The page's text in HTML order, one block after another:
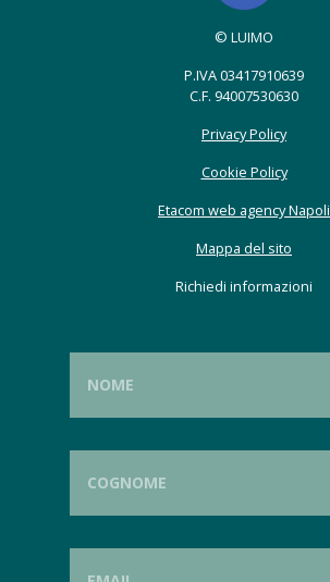
© LUIMO
P.IVA 03417910639
C.F. 94007530630
Privacy Policy
Cookie Policy
Etacom web agency Napoli
Mappa del sito
Richiedi informazioni